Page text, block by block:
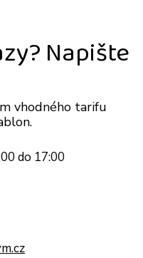
Napište
vhodného tarifu
do 17:00